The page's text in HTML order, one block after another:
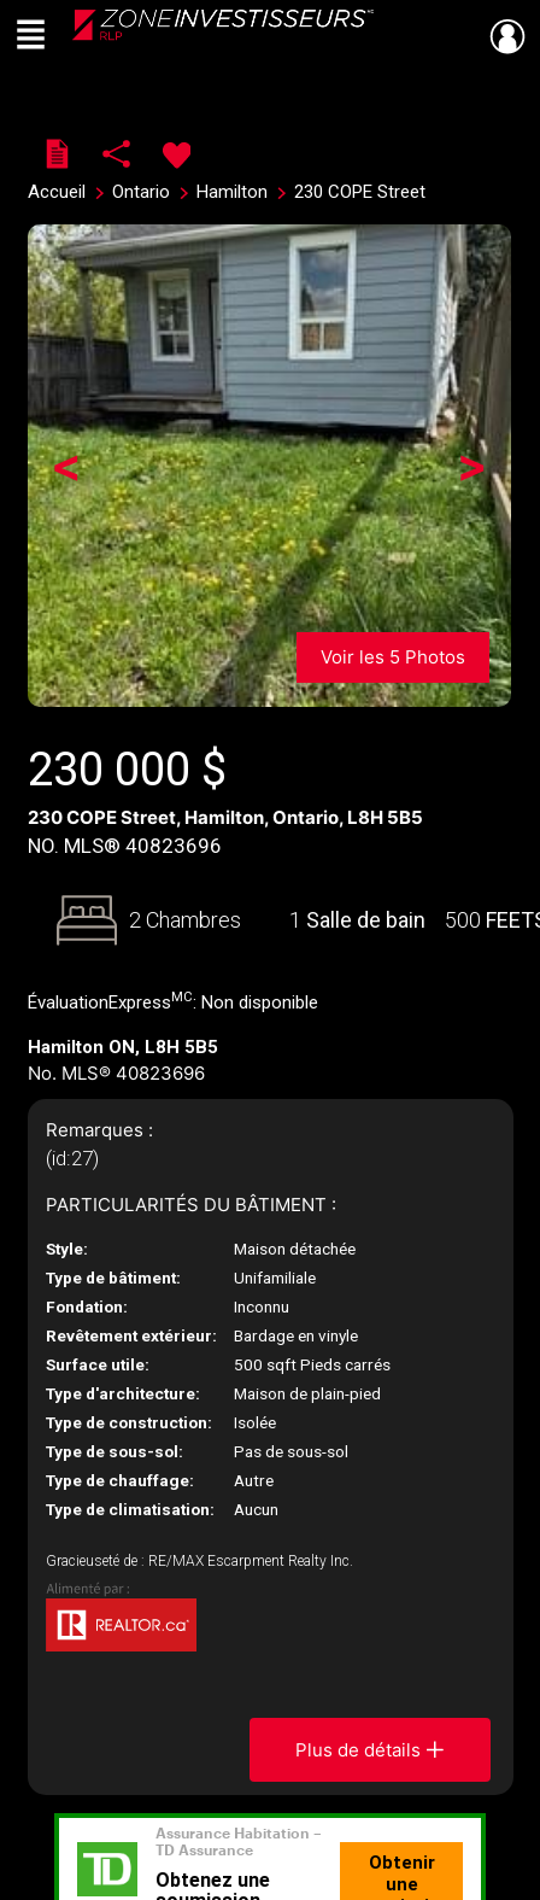
Live
En Direct
Menu
Accueil Ontario Hamilton 230 COPE Street
>
<
Voir les 5 Photos
230 000 $
230 COPE Street, Hamilton, Ontario, L8H 5B5
NO. MLS® 40823696
2 Chambres 1 Salle de bain 500
ÉvaluationExpress MC: Non disponible
Hamilton ON, L8H 5B5
No. MLS® 40823696
Remarques :
(id:27)
PARTICULARITÉS DU BÂTIMENT :
Style:
Maison détachée
Type de bâtiment:
Unifamiliale
Fondation:
Inconnu
Revêtement extérieur:
Bardage en vinyle
Surface utile:
500 sqft Pieds carrés
Type d'architecture:
Maison de plain-pied
Type de construction:
Isolée
Type de sous-sol:
Pas de sous-sol
Type de chauffage:
Autre
Type de climatisation:
Aucun
Gracieuseté de : RE/MAX Escarpment Realty Inc.
Plus de détails